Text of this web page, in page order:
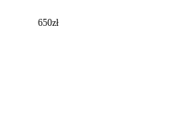
650zł